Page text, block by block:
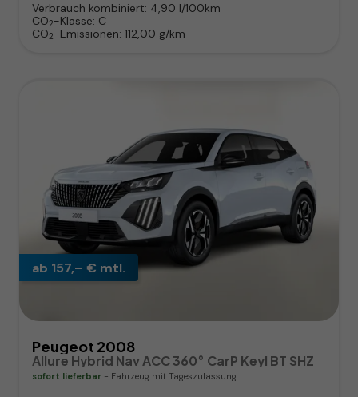
Verbrauch kombiniert: 4,90 l/100km
CO2-Klasse: C
CO2-Emissionen: 112,00 g/km
ab 157,– € mtl.
Peugeot 2008
Allure Hybrid Nav ACC 360° CarP Keyl BT SHZ
sofort lieferbar Fahrzeug mit Tageszulassung